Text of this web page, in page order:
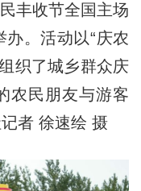
丰收节全国主场
。活动以“庆农
织了城乡群众庆
农民朋友与游客
者 徐速绘 摄